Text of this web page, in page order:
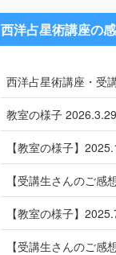
西洋占星術講座の
西洋占星術講座・受
教室の様子
【教室の様子】
【受講生さんのご
【教室の様子】
【受講生さんのご